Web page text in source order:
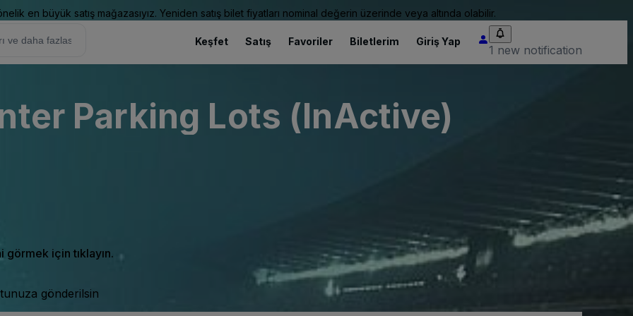
en büyük satış mağazasıyız. Yeniden satış bilet fiyatları nominal değerin üzerinde veya altında olabilir.
Keşfet Satış Favoriler Biletlerim Giriş Yap
1 new notification
Parking Lots (InActive)
için tıklayın.
gönderilsin